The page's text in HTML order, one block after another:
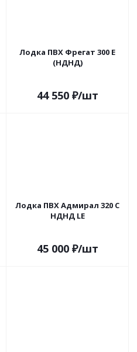
Лодка ПВХ Фрегат 300 Е
(НДНД)
44 550₽/шт
Лодка ПВХ Адмирал 320 С
НДНД LE
45 000₽/шт